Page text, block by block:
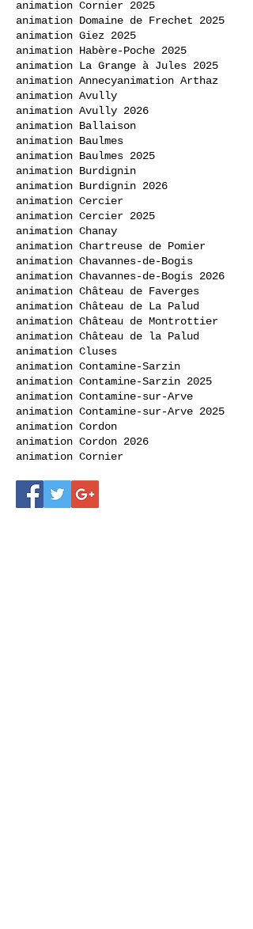
animation Cornier 2025
animation Domaine de Frechet 2025
animation Giez 2025
animation Habère-Poche 2025
animation La Grange à Jules 2025
animation Annecyanimation Arthaz
animation Avully
animation Avully 2026
animation Ballaison
animation Baulmes
animation Baulmes 2025
animation Burdignin
animation Burdignin 2026
animation Cercier
animation Cercier 2025
animation Chanay
animation Chartreuse de Pomier
animation Chavannes-de-Bogis
animation Chavannes-de-Bogis 2026
animation Château de Faverges
animation Château de La Palud
animation Château de Montrottier
animation Château de la Palud
animation Cluses
animation Contamine-Sarzin
animation Contamine-Sarzin 2025
animation Contamine-sur-Arve
animation Contamine-sur-Arve 2025
animation Cordon
animation Cordon 2026
animation Cornier